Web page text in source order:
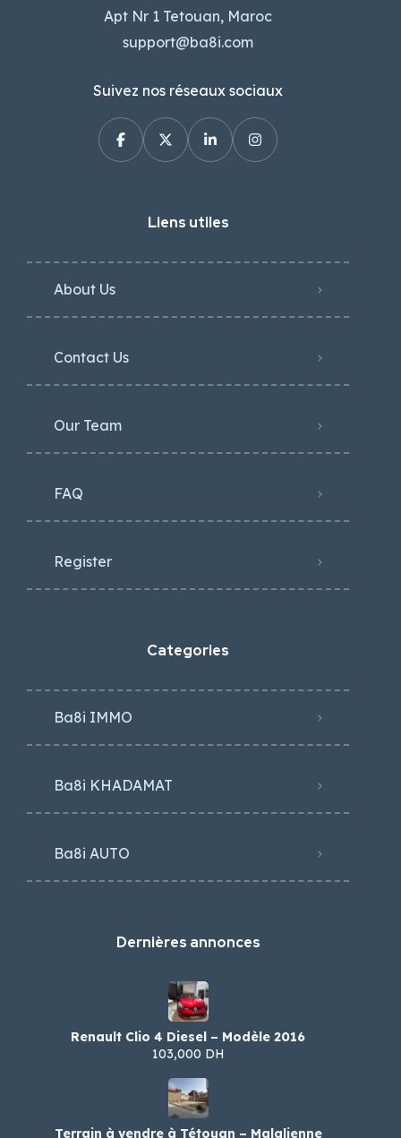
Apt Nr 1 Tetouan, Maroc
support@ba8i.com
Suivez nos réseaux sociaux
Liens utiles
About Us
Contact Us
Our Team
FAQ
Register
Categories
Ba8i IMMO
Ba8i KHADAMAT
Ba8i AUTO
Dernières annonces
Renault Clio 4 Diesel – Modèle 2016
103,000 DH
Terrain à vendre à Tétouan – Malalienne